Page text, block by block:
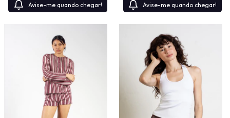
Avise-me quando chegar! Avise-me quando chegar!